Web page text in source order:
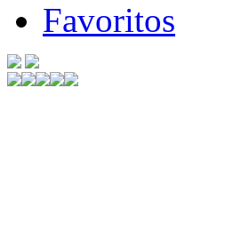
Favoritos